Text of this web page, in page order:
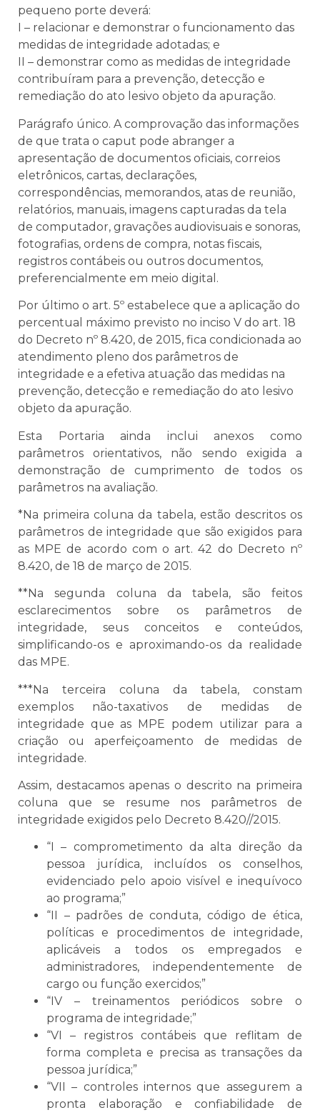
pequeno porte deverá:
I – relacionar e demonstrar o funcionamento das
medidas de integridade adotadas; e
II – demonstrar como as medidas de integridade
contribuíram para a prevenção, detecção e
remediação do ato lesivo objeto da apuração.
Parágrafo único. A comprovação das informações
de que trata o caput pode abranger a
apresentação de documentos oficiais, correios
eletrônicos, cartas, declarações,
correspondências, memorandos, atas de reunião,
relatórios, manuais, imagens capturadas da tela
de computador, gravações audiovisuais e sonoras,
fotografias, ordens de compra, notas fiscais,
registros contábeis ou outros documentos,
preferencialmente em meio digital.
Por último o art. 5º estabelece que a aplicação do
percentual máximo previsto no inciso V do art. 18
do Decreto nº 8.420, de 2015, fica condicionada ao
atendimento pleno dos parâmetros de
integridade e a efetiva atuação das medidas na
prevenção, detecção e remediação do ato lesivo
objeto da apuração.
Esta Portaria ainda inclui anexos como
parâmetros orientativos, não sendo exigida a
demonstração de cumprimento de todos os
parâmetros na avaliação.
*Na primeira coluna da tabela, estão descritos os
parâmetros de integridade que são exigidos para
as MPE de acordo com o art. 42 do Decreto nº
8.420, de 18 de março de 2015.
**Na segunda coluna da tabela, são feitos
esclarecimentos sobre os parâmetros de
integridade, seus conceitos e conteúdos,
simplificando-os e aproximando-os da realidade
das MPE.
***Na terceira coluna da tabela, constam
exemplos não-taxativos de medidas de
integridade que as MPE podem utilizar para a
criação ou aperfeiçoamento de medidas de
integridade.
Assim, destacamos apenas o descrito na primeira
coluna que se resume nos parâmetros de
integridade exigidos pelo Decreto 8.420//2015.
“I – comprometimento da alta direção da
pessoa jurídica, incluídos os conselhos,
evidenciado pelo apoio visível e inequívoco
ao programa;”
“II – padrões de conduta, código de ética,
políticas e procedimentos de integridade,
aplicáveis a todos os empregados e
administradores, independentemente de
cargo ou função exercidos;”
“IV – treinamentos periódicos sobre o
programa de integridade;”
“VI – registros contábeis que reflitam de
forma completa e precisa as transações da
pessoa jurídica;”
“VII – controles internos que assegurem a
pronta elaboração e confiabilidade de